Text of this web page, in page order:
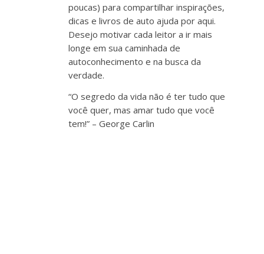
poucas) para compartilhar inspirações,
dicas e livros de auto ajuda por aqui.
Desejo motivar cada leitor a ir mais
longe em sua caminhada de
autoconhecimento e na busca da
verdade.
“O segredo da vida não é ter tudo que
você quer, mas amar tudo que você
tem!” – George Carlin